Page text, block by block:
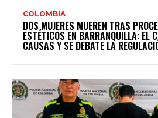
COLOMBIA
DOS MUJERES MUEREN TRAS
ESTÉTICOS EN BARRANQUILLA: EL
CAUSAS Y SE DEBATE LA